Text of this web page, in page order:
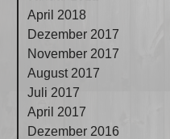
April 2018
Dezember 2017
November 2017
August 2017
Juli 2017
April 2017
Dezember 2016